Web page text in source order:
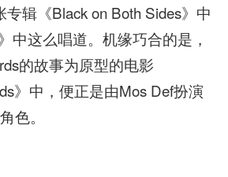
专辑《Black on Both Sides》中
中这么唱道。机缘巧合的是，
的故事为原型的电影
》中，便正是由Mos Def扮演
色。